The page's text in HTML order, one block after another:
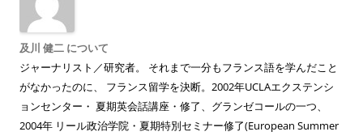
及川 健二 について
ジャーナリスト／研究者。 それまで一分もフランス語を学んだこと
がなかったのに、 フランス留学を決断。2002年UCLAエクステンシ
ョンセンター・ 夏期英会話講座・修了、グランゼコールの一つ、
2004年 リール政治学院・夏期特別セミナー修了(European Summer